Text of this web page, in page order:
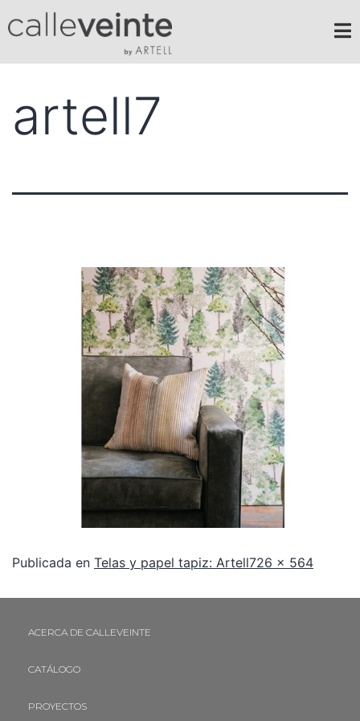
artell7
Publicada en Telas y papel tapiz: Artell726 × 564
ACERCA DE CALLEVEINTE
CATÁLOGO
PROYECTOS